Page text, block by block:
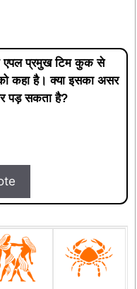
ने एपल प्रमुख टिम कुक से
कहा है। क्या इसका असर
पड़ सकता है?